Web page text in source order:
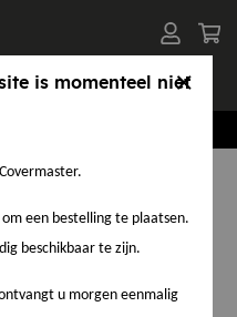
RAL9005 - 60 x 64 x
is momenteel niet
een bestelling te plaatsen.
beschikbaar te zijn.
u morgen eenmalig